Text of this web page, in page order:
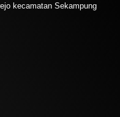
kecamatan Sekampung